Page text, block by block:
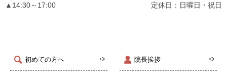
初めての方へ 院長挨拶
▲14:30～17:00 定休日：日曜日・祝日